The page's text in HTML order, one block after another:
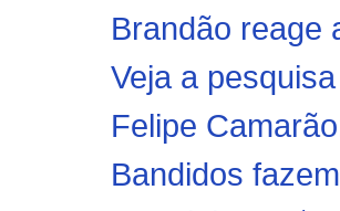
Brandão reage
Veja a
Felipe
Bandidos